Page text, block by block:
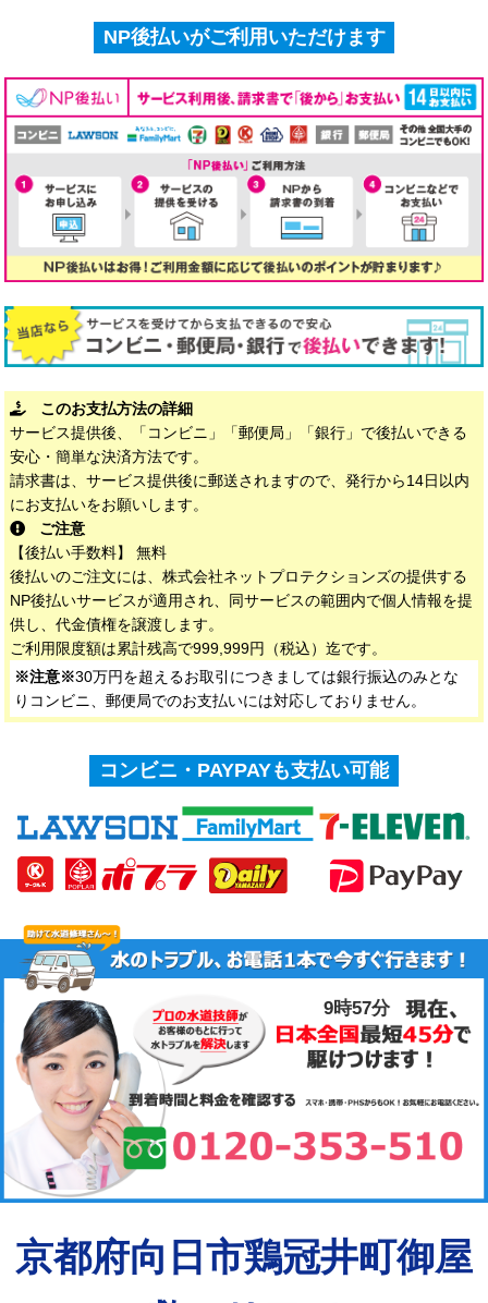
NP後払いがご利用いただけます
このお支払方法の詳細
サービス提供後、「コンビニ」「郵便局」「銀行」で後払いできる
安心・簡単な決済方法です。
請求書は、サービス提供後に郵送されますので、発行から14日以内
にお支払いをお願いします。
ご注意
【後払い手数料】 無料
後払いのご注文には、株式会社ネットプロテクションズの提供する
NP後払いサービスが適用され、同サービスの範囲内で個人情報を提
供し、代金債権を譲渡します。
ご利用限度額は累計残高で999,999円（税込）迄です。
※注意※30万円を超えるお取引につきましては銀行振込のみとな
りコンビニ、郵便局でのお支払いには対応しておりません。
コンビニ・PAYPAYも支払い可能
9時57分
京都府向日市鶏冠井町御屋